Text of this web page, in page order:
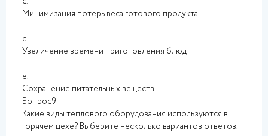
Минимизация потерь веса готового продукта
d.
Увеличение времени приготовления блюд
e.
Сохранение питательных веществ
Вопрос9
Какие виды теплового оборудования используются в
горячем цехе? Выберите несколько вариантов ответов.